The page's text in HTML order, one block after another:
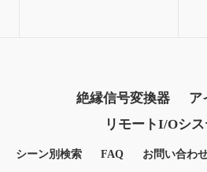
絶縁信号変換器 ア
リモートI/Oシ
シーン別検索 FAQ お問い合わ